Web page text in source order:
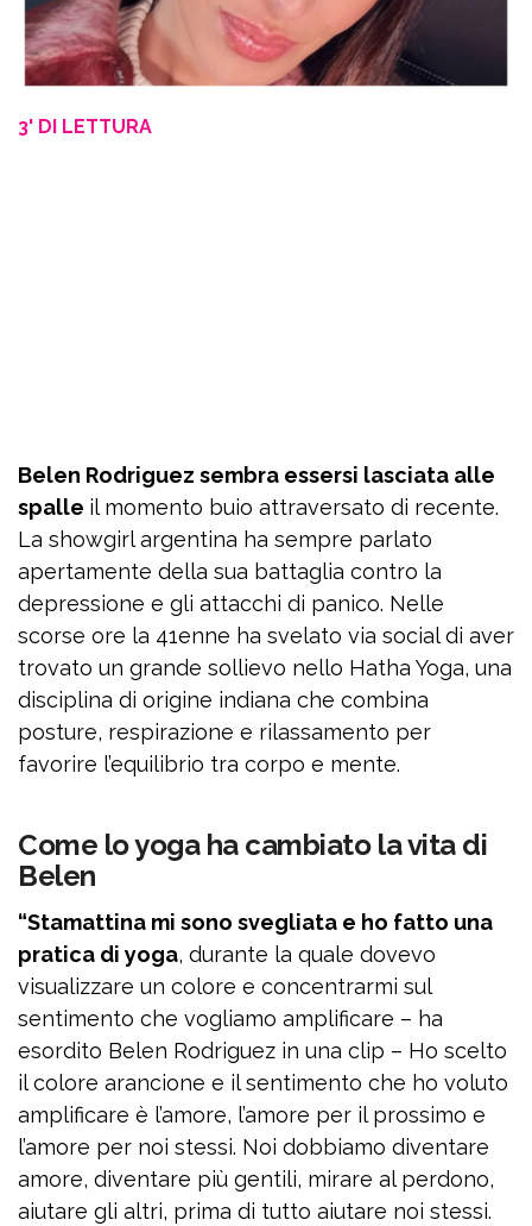
3' DI LETTURA
Belen Rodriguez sembra essersi lasciata alle
spalle il momento buio attraversato di recente.
La showgirl argentina ha sempre parlato
apertamente della sua battaglia contro la
depressione e gli attacchi di panico. Nelle
scorse ore la 41enne ha svelato via social di aver
trovato un grande sollievo nello Hatha Yoga, una
disciplina di origine indiana che combina
posture, respirazione e rilassamento per
favorire l’equilibrio tra corpo e mente.
Come lo yoga ha cambiato la vita di
Belen
“Stamattina mi sono svegliata e ho fatto una
pratica di yoga, durante la quale dovevo
visualizzare un colore e concentrarmi sul
sentimento che vogliamo amplificare – ha
esordito Belen Rodriguez in una clip – Ho scelto
il colore arancione e il sentimento che ho voluto
amplificare è l’amore, l’amore per il prossimo e
l’amore per noi stessi. Noi dobbiamo diventare
amore, diventare più gentili, mirare al perdono,
aiutare gli altri, prima di tutto aiutare noi stessi.